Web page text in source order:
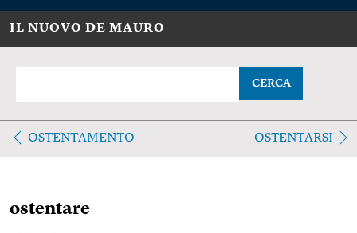
IL NUOVO DE MAURO
CERCA
OSTENTAMENTO OSTENTARSI
ostentare